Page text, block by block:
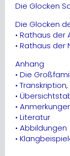
Die Glocken
Die Glocken
• Rathaus
• Rathaus der
Anhang
• Die
•
•
•
• Literatur
• Abbildungen
•